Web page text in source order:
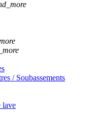
/ Soubassements
lave